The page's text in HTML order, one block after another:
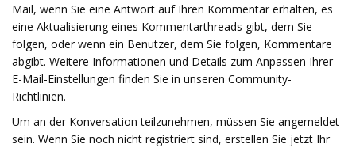
Mail, wenn Sie eine Antwort auf Ihren Kommentar erhalten, es
eine Aktualisierung eines Kommentarthreads gibt, dem Sie
folgen, oder wenn ein Benutzer, dem Sie folgen, Kommentare
abgibt. Weitere Informationen und Details zum Anpassen Ihrer
E-Mail-Einstellungen finden Sie in unseren Community-
Richtlinien.
Um an der Konversation teilzunehmen, müssen Sie angemeldet
sein. Wenn Sie noch nicht registriert sind, erstellen Sie jetzt Ihr